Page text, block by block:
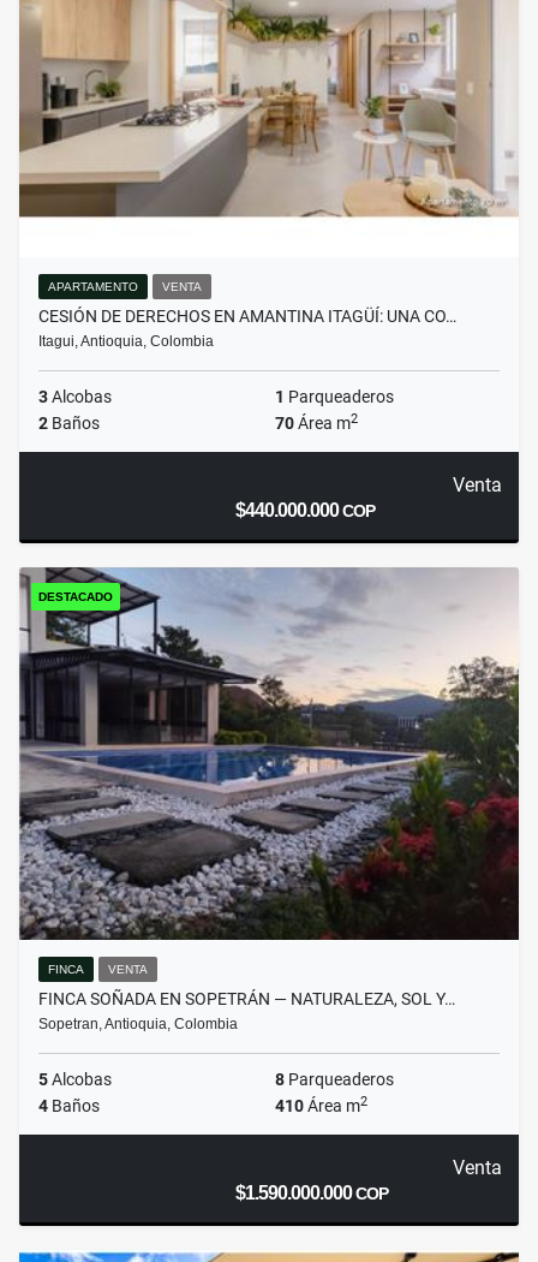
APARTAMENTO VENTA
CESIÓN DE DERECHOS EN AMANTINA ITAGÜÍ: UNA CO…
Itagui, Antioquia, Colombia
3Alcobas 1 Parqueaderos
2 Baños 70Área m2
Venta
$440.000.000COP
DESTACADO
FINCA VENTA
FINCA SOÑADA EN SOPETRÁN — NATURALEZA, SOL Y…
Sopetran, Antioquia, Colombia
5Alcobas 8 Parqueaderos
4 Baños 410Área m2
Venta
$1.590.000.000COP